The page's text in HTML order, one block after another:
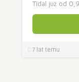
Tidal już od
7 lat temu